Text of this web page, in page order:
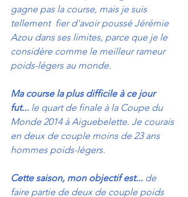
gagne pas la course, mais je suis
tellement  fier d'avoir poussé Jérémie
Azou dans ses limites, parce que je le
considère comme le meilleur rameur
poids-légers au monde.
Ma course la plus difficile à ce jour
fut... le quart de finale à la Coupe du
Monde 2014 à Aiguebelette. Je courais
en deux de couple moins de 23 ans
hommes poids-légers.
Cette saison, mon objectif est... de
faire partie de deux de couple poids